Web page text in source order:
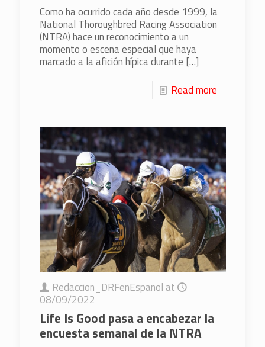
Como ha ocurrido cada año desde 1999, la
National Thoroughbred Racing Association
(NTRA) hace un reconocimiento a un
momento o escena especial que haya
marcado a la afición hípica durante […]
Read more
Redaccion_DRFenEspanol at
08/09/2022
Life Is Good pasa a encabezar la
encuesta semanal de la NTRA